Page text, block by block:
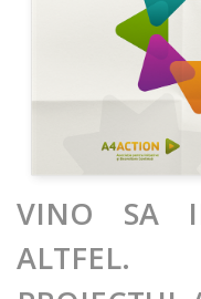
VINO SA
ALTFEL.